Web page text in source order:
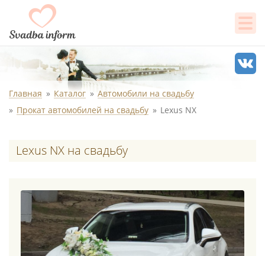
Главная Каталог
Автомобили на свадьбу
Прокат автомобилей на свадьбу
Lexus NX
Lexus NX на свадьбу